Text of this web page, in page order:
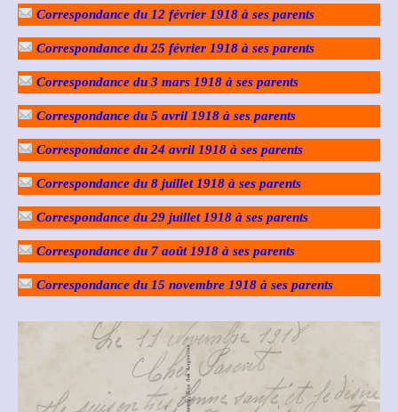
Correspondance du 12 février 1918 à ses parents
Correspondance du 25 février 1918 à ses parents
Correspondance du 3 mars 1918 à ses parents
Correspondance du 5 avril 1918 à ses parents
Correspondance du 24 avril 1918 à ses parents
Correspondance du 8 juillet 1918 à ses parents
Correspondance du 29 juillet 1918 à ses parents
Correspondance du 7 août 1918 à ses parents
Correspondance du 15 novembre 1918 à ses parents